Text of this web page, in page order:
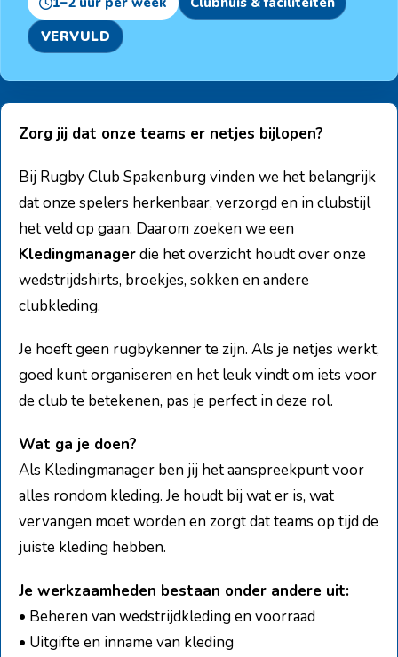
VERVULD
Zorg jij dat onze teams er netjes bijlopen?
Bij Rugby Club Spakenburg vinden we het belangrijk
dat onze spelers herkenbaar, verzorgd en in clubstijl
het veld op gaan. Daarom zoeken we een
Kledingmanagerdie het overzicht houdt over onze
wedstrijdshirts, broekjes, sokken en andere
clubkleding.
Je hoeft geen rugbykenner te zijn. Als je netjes werkt,
goed kunt organiseren en het leuk vindt om iets voor
de club te betekenen, pas je perfect in deze rol.
Wat ga je doen?
Als Kledingmanager ben jij het aanspreekpunt voor
alles rondom kleding. Je houdt bij wat er is, wat
vervangen moet worden en zorgt dat teams op tijd de
juiste kleding hebben.
Je werkzaamheden bestaan onder andere uit:
• Beheren van wedstrijdkleding en voorraad
• Uitgifte en inname van kleding